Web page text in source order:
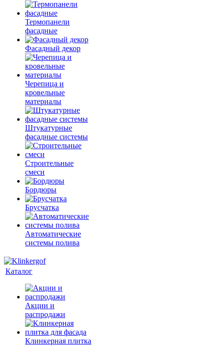
Термопанели
фасадные
Фасадный декор
Черепица и
кровельные
материалы
Штукатурные
фасадные системы
Строительные
смеси
Бордюры
Брусчатка
Автоматические
системы полива
Каталог
Акции и
распродажи
Клинкерная плитка